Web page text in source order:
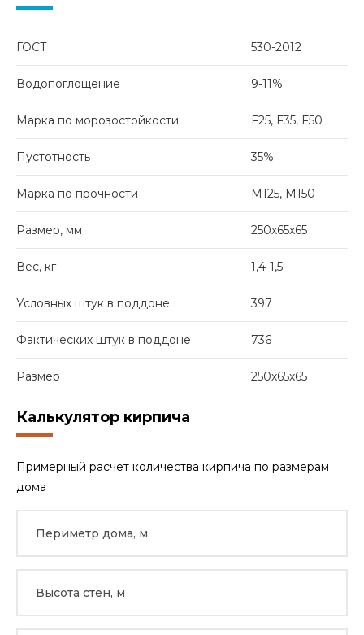
ГОСТ 530-2012
Водопоглощение 9-11%
Марка по морозостойкости F25, F35, F50
Пустотность 35%
Марка по прочности М125, М150
Размер, мм 250х65х65
Вес, кг 1,4-1,5
Условных штук в поддоне 397
Фактических штук в поддоне 736
Размер 250х65х65
Калькулятор кирпича
Примерный расчет количества кирпича по размерам
дома